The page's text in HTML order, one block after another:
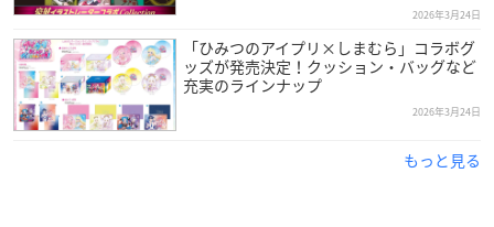
2026年3月24日
「ひみつのアイプリ×しまむら」コラボグ
ッズが発売決定！クッション・バッグなど
充実のラインナップ
2026年3月24日
もっと見る